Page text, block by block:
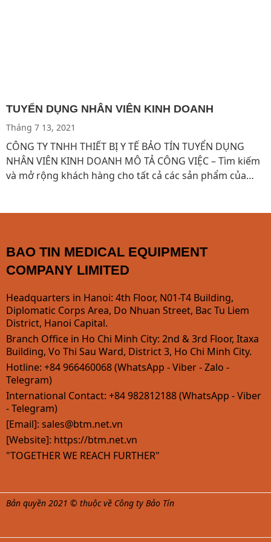
TUYỂN DỤNG NHÂN VIÊN KINH DOANH
Tháng 7 13, 2021
CÔNG TY TNHH THIẾT BỊ Y TẾ BẢO TÍN TUYỂN DỤNG
NHÂN VIÊN KINH DOANH MÔ TẢ CÔNG VIỆC – Tìm kiếm
và mở rộng khách hàng cho tất cả các sản phẩm của
BAO TIN MEDICAL EQUIPMENT
COMPANY LIMITED
Headquarters in Hanoi: 4th Floor, N01-T4 Building,
Diplomatic Corps Area, Do Nhuan Street, Bac Tu Liem
District, Hanoi Capital.
Branch Office in Ho Chi Minh City: 2nd & 3rd Floor, Itaxa
Building, Vo Thi Sau Ward, District 3, Ho Chi Minh City.
Hotline: +84 966460068 (WhatsApp - Viber - Zalo -
Telegram)
International Contact: +84 982812188 (WhatsApp - Viber
- Telegram)
[Email]: sales@btm.net.vn
[Website]: https://btm.net.vn
"TOGETHER WE REACH FURTHER"
Bản quyền 2021 © thuộc về Công ty Bảo Tín